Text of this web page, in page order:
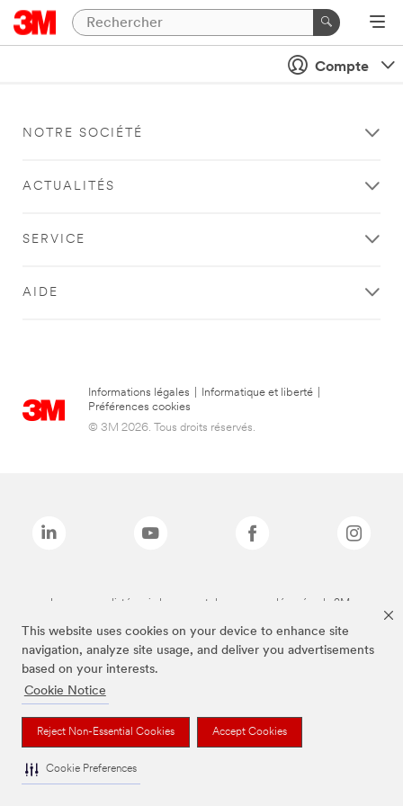
This website uses cookies on your device to enhance site
navigation, analyze site usage, and deliver you advertisements
based on your interests.
Cookie Notice
Reject Non-Essential Cookies Accept Cookies
Cookie Preferences
Compte
NOTRE SOCIÉTÉ
ACTUALITÉS
SERVICE
AIDE
Informations légales Informatique et liberté
Préférences cookies
© 3M 2026. Tous droits réservés.
Les marques listées ci-dessus sont des marques déposées de 3M.